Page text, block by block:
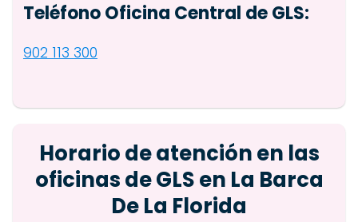
Teléfono Oficina Central de GLS:
902 113 300
Horario de atención en las
oficinas de GLS en La Barca
De La Florida